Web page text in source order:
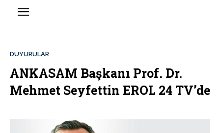
DUYURULAR
ANKASAM Başkanı Prof. Dr.
Mehmet Seyfettin EROL 24 TV’de